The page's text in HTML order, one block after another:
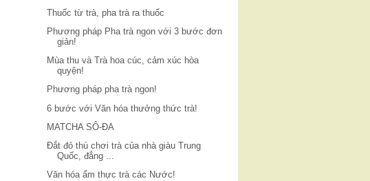
Thuốc từ trà, pha trà ra thuốc
Phương pháp Pha trà ngon với 3 bước đơn
giản!
Mùa thu và Trà hoa cúc, cảm xúc hòa
quyện!
Phương pháp pha trà ngon!
6 bước với Văn hóa thưởng thức trà!
MATCHA SÔ-ĐA
Đắt đỏ thú chơi trà của nhà giàu Trung
Quốc, đẳng ...
Văn hóa ẩm thực trà các Nước!